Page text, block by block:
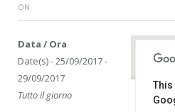
ON
This
Data / Ora
Date(s) - 25/09/2017 -
29/09/2017
Tutto il giorno